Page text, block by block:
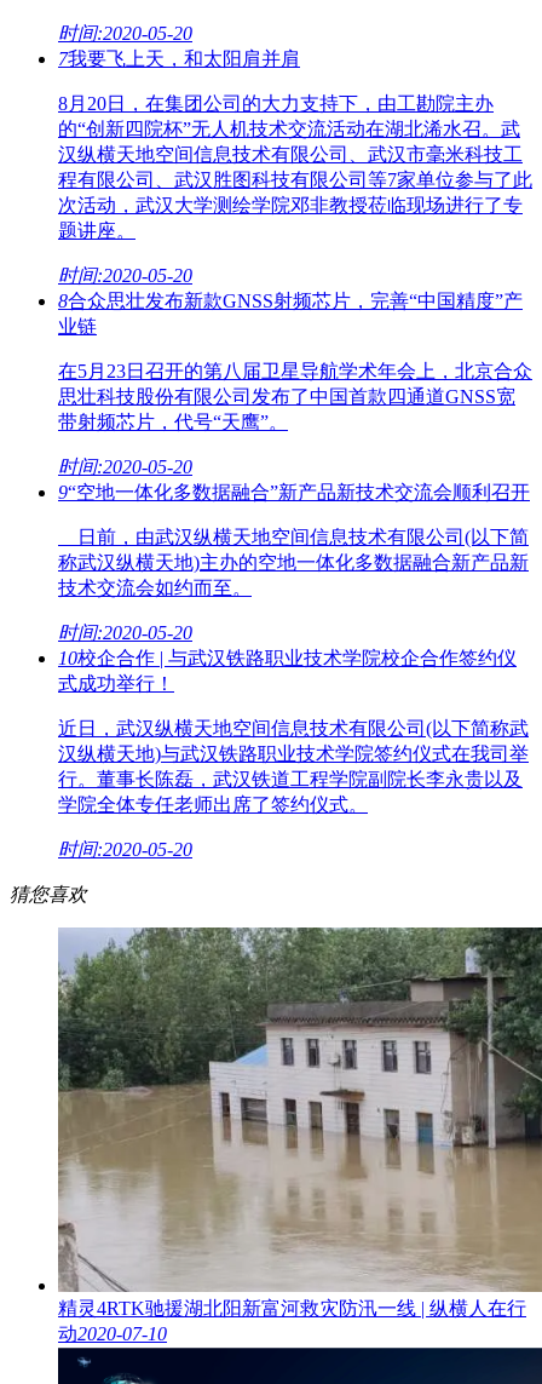
时间:2020-05-20
7我要飞上天，和太阳肩并肩
8月20日，在集团公司的大力支持下，由工勘院主办
的“创新四院杯”无人机技术交流活动在湖北浠水召。武
汉纵横天地空间信息技术有限公司、武汉市毫米科技工
程有限公司、武汉胜图科技有限公司等7家单位参与了此
次活动，武汉大学测绘学院邓非教授莅临现场进行了专
题讲座。
时间:2020-05-20
8合众思壮发布新款GNSS射频芯片，完善“中国精度”产
业链
在5月23日召开的第八届卫星导航学术年会上，北京合众
思壮科技股份有限公司发布了中国首款四通道GNSS宽
带射频芯片，代号“天鹰”。
时间:2020-05-20
9“空地一体化多数据融合”新产品新技术交流会顺利召开
日前，由武汉纵横天地空间信息技术有限公司(以下简
称武汉纵横天地)主办的空地一体化多数据融合新产品新
技术交流会如约而至。
时间:2020-05-20
10校企合作 | 与武汉铁路职业技术学院校企合作签约仪
式成功举行！
近日，武汉纵横天地空间信息技术有限公司(以下简称武
汉纵横天地)与武汉铁路职业技术学院签约仪式在我司举
行。董事长陈磊，武汉铁道工程学院副院长李永贵以及
学院全体专任老师出席了签约仪式。
时间:2020-05-20
猜您喜欢
精灵4RTK驰援湖北阳新富河救灾防汛一线 | 纵横人在行
动2020-07-10